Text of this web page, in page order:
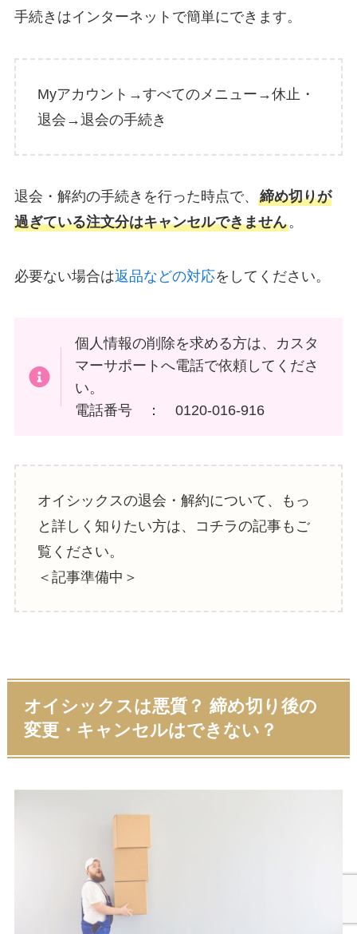
手続きはインターネットで簡単にできます。
Myアカウント→すべてのメニュー→休止・
退会→退会の手続き
退会・解約の手続きを行った時点で、 締め切りが
過ぎている注文分はキャンセルできません。
必要ない場合は返品などの対応をしてください。
個人情報の削除を求める方は、カスタ
マーサポートへ電話で依頼してくださ
い。
電話番号 ： 0120-016-916
オイシックスの退会・解約について、もっ
と詳しく知りたい方は、コチラの記事もご
覧ください。
＜記事準備中＞
オイシックスは悪質？ 締め切り後の
変更・キャンセルはできない？